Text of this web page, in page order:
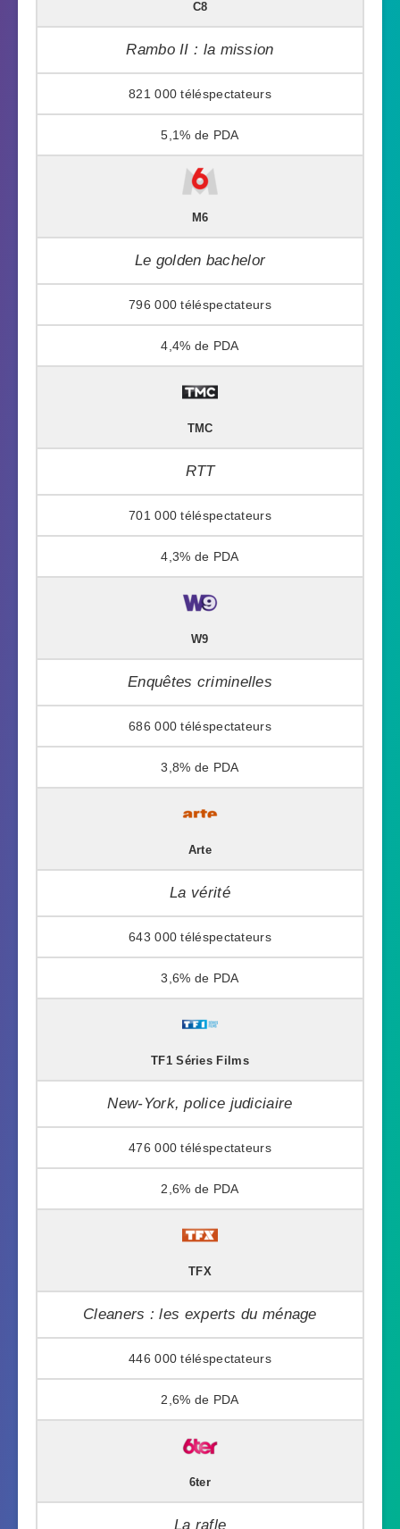
C8
Rambo II : la mission
821 000
5,1%
M6
Le golden bachelor
796 000
4,4%
TMC
RTT
701 000
4,3%
W9
Enquêtes criminelles
686 000
3,8%
Arte
La vérité
643 000
3,6%
TF1 Séries Films
New-York, police judiciaire
476 000
2,6%
TFX
Cleaners : les experts du ménage
446 000
2,6%
6ter
La rafle